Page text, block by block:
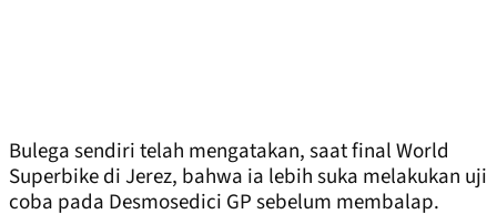
Bulega sendiri telah mengatakan, saat final World
Superbike di Jerez, bahwa ia lebih suka melakukan uji
coba pada Desmosedici GP sebelum membalap.